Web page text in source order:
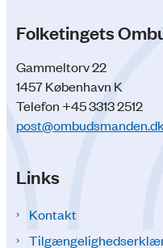
Folketingets
Gammeltorv 22
1457 København K
Telefon +45 3313 2512
post@ombudsmanden.dk
Links
Kontakt